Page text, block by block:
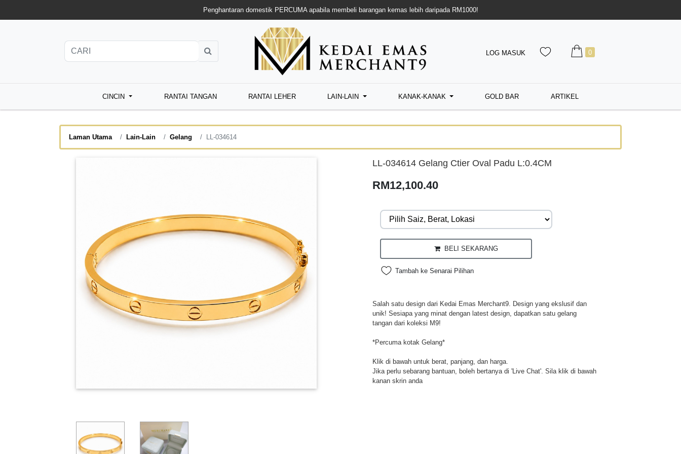
Penghantaran domestik PERCUMA apabila membeli barangan kemas lebih daripada RM1000!
LOG MASUK 0
CINCIN RANTAI TANGAN RANTAI LEHER LAIN-LAIN KANAK-KANAK GOLD BAR ARTIKEL
Laman Utama Lain-Lain Gelang LL-034614
LL-034614 Gelang Ctier Oval Padu L:0.4CM
RM12,100.40
BELI SEKARANG
Tambah ke Senarai Pilihan
Salah satu design dari Kedai Emas Merchant9. Design yang ekslusif dan
unik! Sesiapa yang minat dengan latest design, dapatkan satu gelang
tangan dari koleksi M9!
*Percuma kotak Gelang*
Klik di bawah untuk berat, panjang, dan harga.
Jika perlu sebarang bantuan, boleh bertanya di 'Live Chat'. Sila klik di bawah
kanan skrin anda